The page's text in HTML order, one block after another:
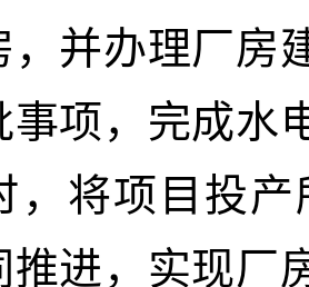
，并办理厂房
事项，完成水
，将项目投
推进，实现厂